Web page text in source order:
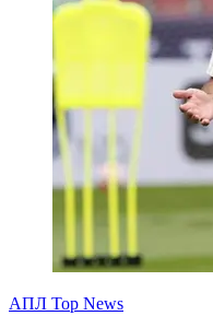
АПЛ Top News